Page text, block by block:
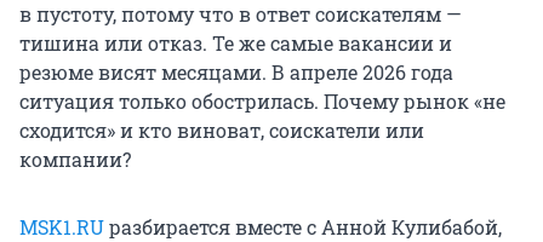
в пустоту, потому что в ответ соискателям —
тишина или отказ. Те же самые вакансии и
резюме висят месяцами. В апреле 2026 года
ситуация только обострилась. Почему рынок «не
сходится» и кто виноват, соискатели или
компании?
MSK1.RUразбирается вместе с Анной Кулибабой,